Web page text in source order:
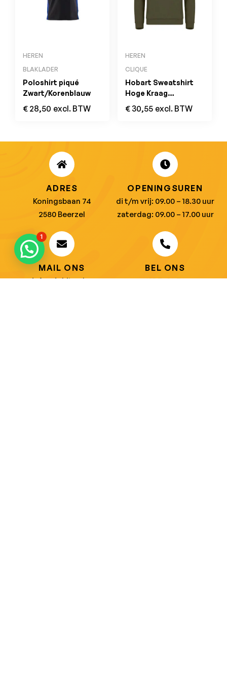
HEREN
BLAKLADER
Poloshirt piqué
Zwart/Korenblauw
€ 28,50 excl. BTW
HEREN
CLIQUE
Hobart Sweatshirt
Hoge Kraag
Mistgroen
€ 30,55 excl. BTW
ADRES
Koningsbaan 74
2580 Beerzel
OPENINGSUREN
di t/m vrij: 09.00 – 18.30 uur
zaterdag: 09.00 – 17.00 uur
MAIL ONS
info@jobitex.be
BEL ONS
015 76 13 73
1